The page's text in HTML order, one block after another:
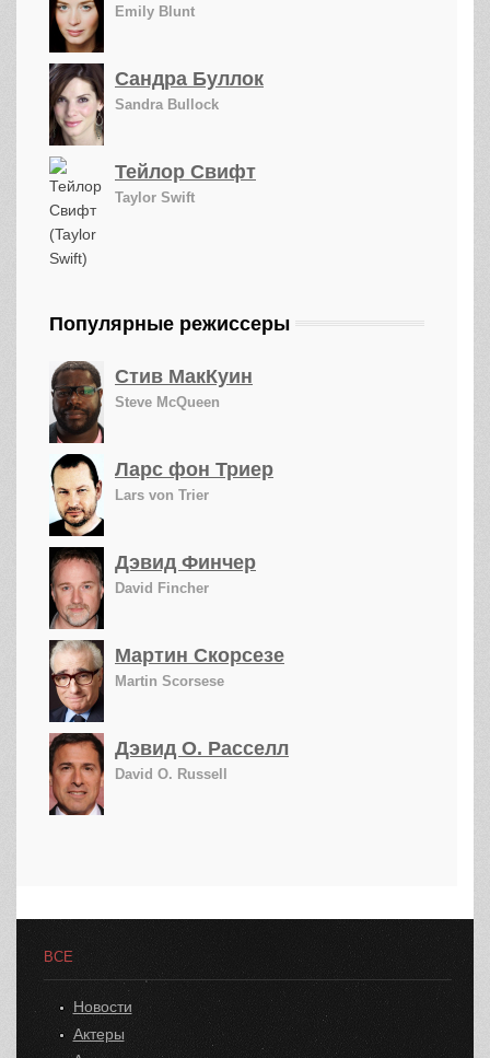
Emily Blunt
Сандра Буллок
Sandra Bullock
Тейлор Свифт
Taylor Swift
Популярные режиссеры
Стив МакКуин
Steve McQueen
Ларс фон Триер
Lars von Trier
Дэвид Финчер
David Fincher
Мартин Скорсезе
Martin Scorsese
Дэвид О. Расселл
David O. Russell
ВСЕ
Новости
Актеры